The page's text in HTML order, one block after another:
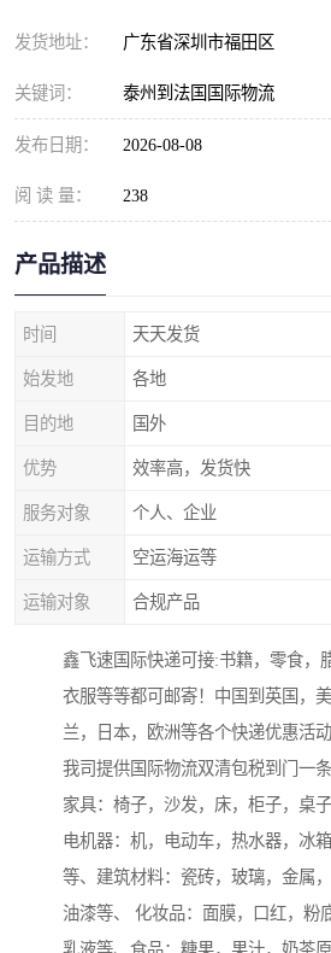
发货地址： 广东省深圳市福田区
关键词： 泰州到法国国际物流
发布日期： 2026-08-08
阅 读 量： 238
产品描述
时间 天天发货
始发地 各地
目的地 国外
优势 效率高，发货快
服务对象 个人、企业
运输方式 空运海运等
运输对象 合规产品
鑫飞速国际快递可接:书籍，零食，
衣服等等都可邮寄！中国到英国，
兰，日本，欧洲等各个快递优惠活动
我司提供国际物流双清包税到门一
家具：椅子，沙发，床，柜子，桌
电机器：机，电动车，热水器，冰
等、建筑材料：瓷砖，玻璃，金属
油漆等、 化妆品：面膜，口红，粉